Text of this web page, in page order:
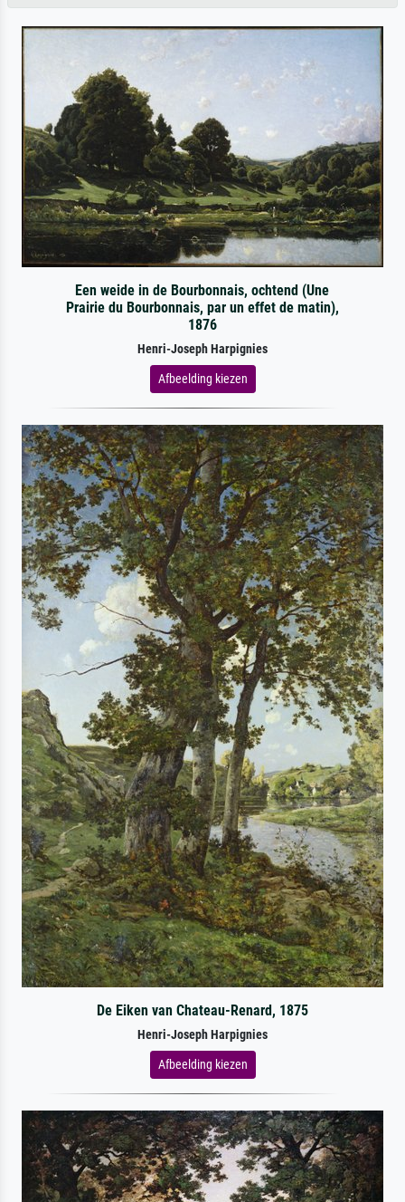
Een weide in de Bourbonnais, ochtend (Une
Prairie du Bourbonnais, par un effet de matin),
1876
Henri-Joseph Harpignies
Afbeelding kiezen
De Eiken van Chateau-Renard, 1875
Henri-Joseph Harpignies
Afbeelding kiezen